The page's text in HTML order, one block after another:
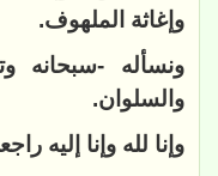
وإغاثة الملهوف.
ونسأله -سبحانه
والسلوان.
وإنا لله وإنا إليه